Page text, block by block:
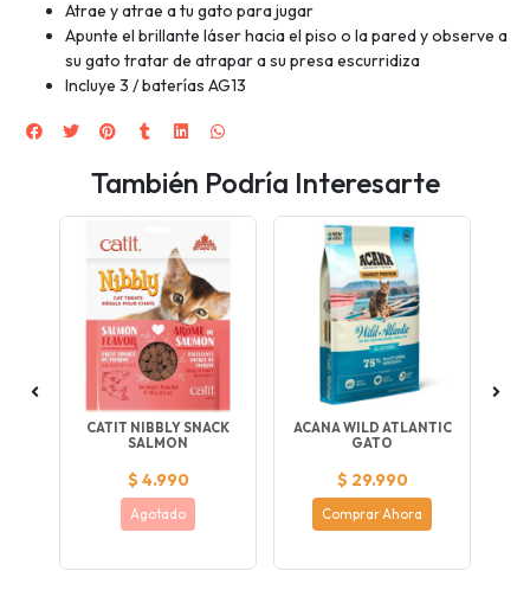
Atrae y atrae a tu gato para jugar
Apunte el brillante láser hacia el piso o la pared y observe a
su gato tratar de atrapar a su presa escurridiza
Incluye 3 / baterías AG13
También Podría Interesarte
CATIT NIBBLY SNACK
SALMON
$ 4.990
Agotado
ACANA WILD ATLANTIC
GATO
$ 29.990
Comprar Ahora